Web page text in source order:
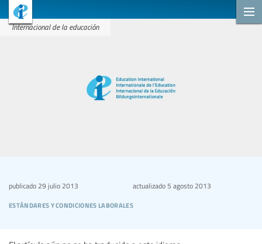
Internacional de la educación
estándares y condiciones laborales
publicado 29 julio 2013 actualizado5 agosto 2013